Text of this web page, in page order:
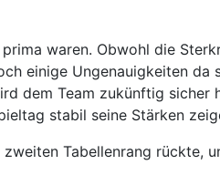
waren. Obwohl die
einige Ungenauigkeiten da
dem Team zukünftig sicher
stabil seine Stärken
Tabellenrang rückte,